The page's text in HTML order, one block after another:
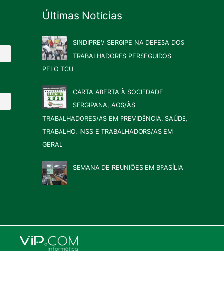
Últimas Notícias
SINDIPREV SERGIPE NA DEFESA DOS
TRABALHADORES PERSEGUIDOS
PELO TCU
CARTA ABERTA À SOCIEDADE
SERGIPANA, AOS/ÀS
TRABALHADORES/AS EM PREVIDÊNCIA, SAÚDE,
TRABALHO, INSS E TRABALHADORS/AS EM
GERAL
SEMANA DE REUNIÕES EM BRASÍLIA